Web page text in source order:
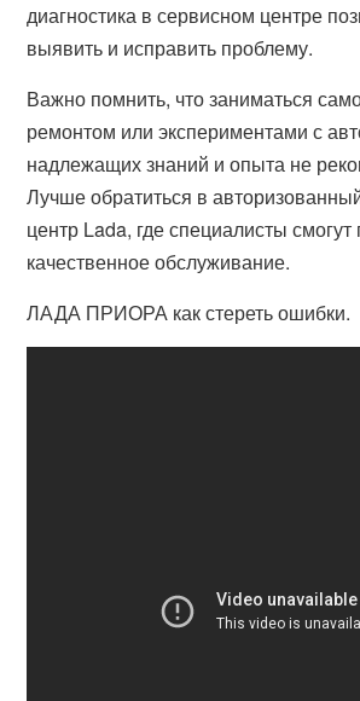
диагностика в сервисном центре
выявить и исправить проблему.
Важно помнить, что заниматься
ремонтом или экспериментами с
надлежащих знаний и опыта не
Лучше обратиться в
центр Lada, где специалисты смогут
качественное обслуживание.
ЛАДА ПРИОРА как стереть ошибки.